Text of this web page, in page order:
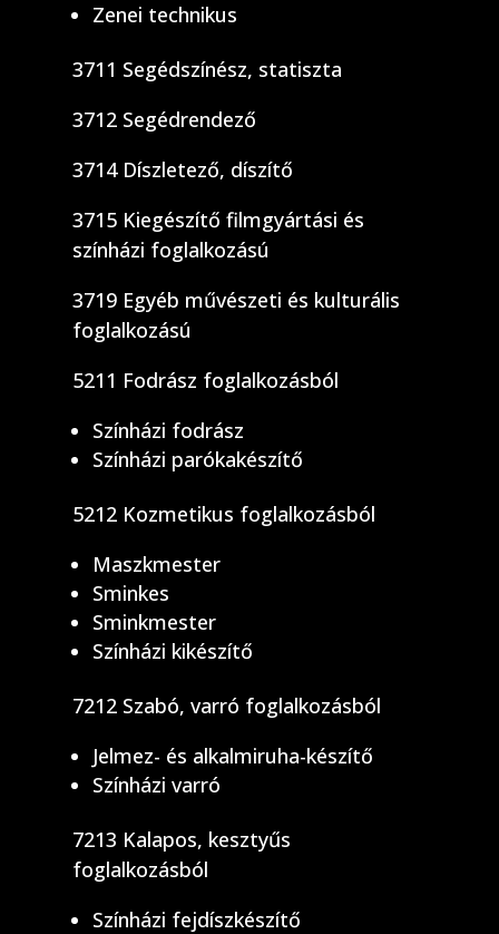
Zenei technikus
3711 Segédszínész, statiszta
3712 Segédrendező
3714 Díszletező, díszítő
3715 Kiegészítő filmgyártási és
színházi foglalkozású
3719 Egyéb művészeti és kulturális
foglalkozású
5211 Fodrász foglalkozásból
Színházi fodrász
Színházi parókakészítő
5212 Kozmetikus foglalkozásból
Maszkmester
Sminkes
Sminkmester
Színházi kikészítő
7212 Szabó, varró foglalkozásból
Jelmez- és alkalmiruha-készítő
Színházi varró
7213 Kalapos, kesztyűs
foglalkozásból
Színházi fejdíszkészítő